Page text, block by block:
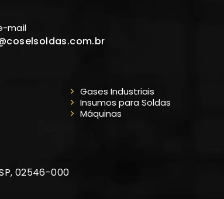
mail
Gases Industriais
Insumos para Soldas
Máquinas
02546-000